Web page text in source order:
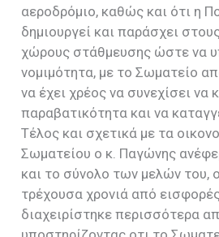
αεροδρόμιο, καθώς και ότι η
δημιουργεί και παράσχει
χώρους στάθμευσης ώστε να
νομιμότητα, με το Σωματείο
να έχει χρέος να συνεχίσει να
παραβατικότητα και να
Τέλος και σχετικά με τα
Σωματείου ο κ. Παγώνης
και το σύνολο των μελών του,
τρέχουσα χρονιά από
διαχειρίστηκε περισσότερα